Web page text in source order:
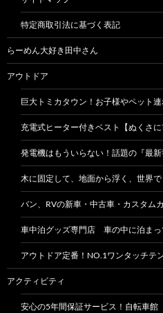
特定商取引法に基づく表記
らーめん大好き田中さん
アウトドア
巨大トミカタウン！お子様やペット
充電式ヒーター付きベスト【ぬくさに
発電機はもういらない！話題の『最新
木に固定して、地面から浮く、世界
バン、RVの新車・中古車・カスタム
車中泊グッズ専門店 車の中に泊まっ
アウトドア定番！NO.1ワンタッチテ
アクティビティ
安心の5年間保証サービス！自転車館